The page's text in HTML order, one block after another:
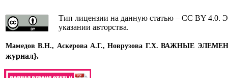
Тип лицензии на данную статью – CC BY 4.0.
указании авторства.
Мамедов В.Н., Аскерова А.Г., Новрузова Г.Х.ВАЖНЫЕ
журнал}.